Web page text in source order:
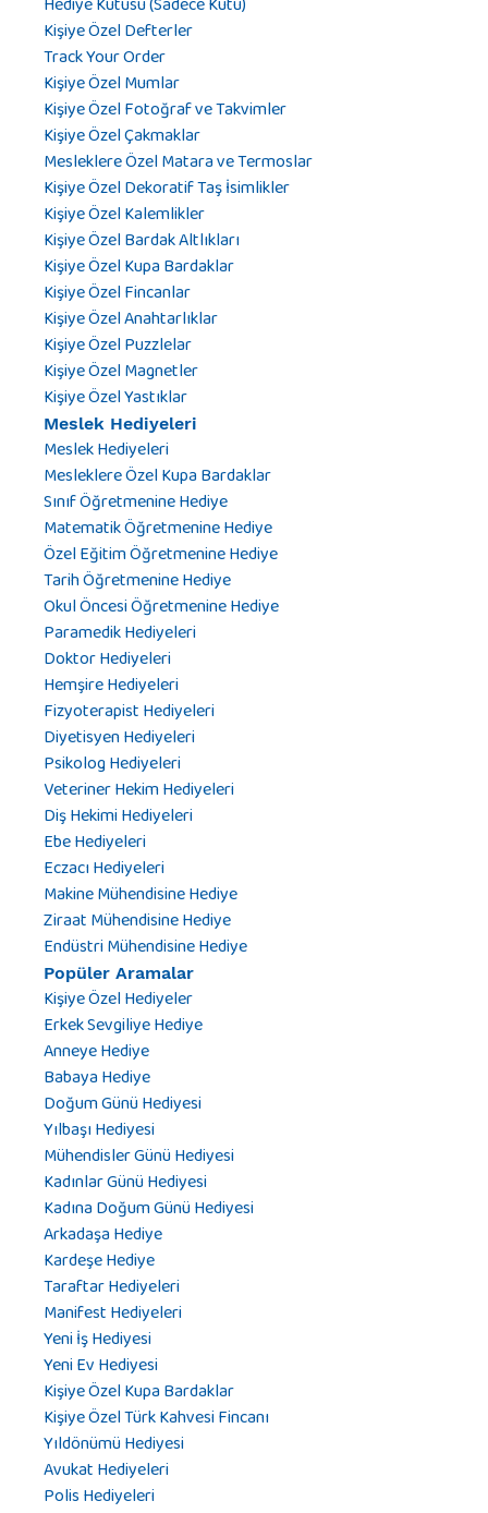
Kişiye Özel Defterler
Track Your Order
Kişiye Özel Mumlar
Kişiye Özel Fotoğraf ve Takvimler
Kişiye Özel Çakmaklar
Mesleklere Özel Matara ve Termoslar
Kişiye Özel Dekoratif Taş İsimlikler
Kişiye Özel Kalemlikler
Kişiye Özel Bardak Altlıkları
Kişiye Özel Kupa Bardaklar
Kişiye Özel Fincanlar
Kişiye Özel Anahtarlıklar
Kişiye Özel Puzzlelar
Kişiye Özel Magnetler
Kişiye Özel Yastıklar
Meslek Hediyeleri
Meslek Hediyeleri
Mesleklere Özel Kupa Bardaklar
Sınıf Öğretmenine Hediye
Matematik Öğretmenine Hediye
Özel Eğitim Öğretmenine Hediye
Tarih Öğretmenine Hediye
Okul Öncesi Öğretmenine Hediye
Paramedik Hediyeleri
Doktor Hediyeleri
Hemşire Hediyeleri
Fizyoterapist Hediyeleri
Diyetisyen Hediyeleri
Psikolog Hediyeleri
Veteriner Hekim Hediyeleri
Diş Hekimi Hediyeleri
Ebe Hediyeleri
Eczacı Hediyeleri
Makine Mühendisine Hediye
Ziraat Mühendisine Hediye
Endüstri Mühendisine Hediye
Popüler Aramalar
Kişiye Özel Hediyeler
Erkek Sevgiliye Hediye
Anneye Hediye
Babaya Hediye
Doğum Günü Hediyesi
Yılbaşı Hediyesi
Mühendisler Günü Hediyesi
Kadınlar Günü Hediyesi
Kadına Doğum Günü Hediyesi
Arkadaşa Hediye
Kardeşe Hediye
Taraftar Hediyeleri
Manifest Hediyeleri
Yeni İş Hediyesi
Yeni Ev Hediyesi
Kişiye Özel Kupa Bardaklar
Kişiye Özel Türk Kahvesi Fincanı
Yıldönümü Hediyesi
Avukat Hediyeleri
Polis Hediyeleri